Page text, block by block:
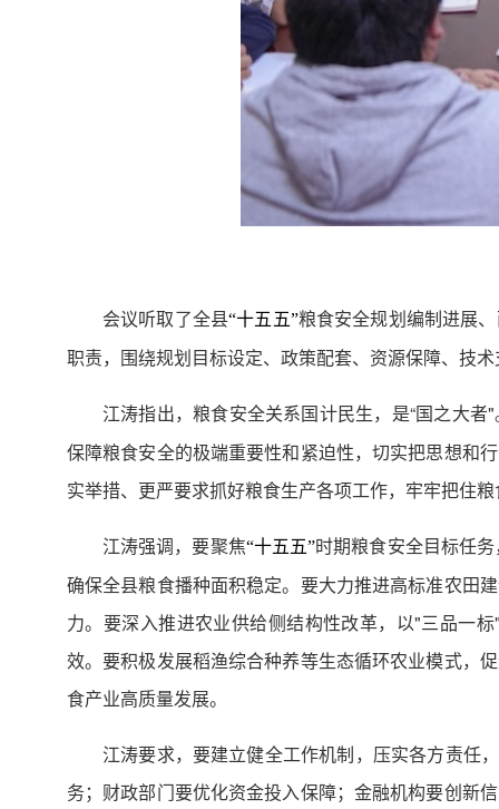
会议听取了全县“十五五”粮食安全规划编制进展
职责，围绕规划目标设定、政策配套、资源保障、技
江涛指出，粮食安全关系国计民生，是“国之大者
保障粮食安全的极端重要性和紧迫性，切实把思想和
实举措、更严要求抓好粮食生产各项工作，牢牢把住
江涛强调，要聚焦“十五五”时期粮食安全目标任
确保全县粮食播种面积稳定。要大力推进高标准农田
力。要深入推进农业供给侧结构性改革，以"三品一
效。要积极发展稻渔综合种养等生态循环农业模式，
食产业高质量发展。
江涛要求，要建立健全工作机制，压实各方责任
务；财政部门要优化资金投入保障；金融机构要创新